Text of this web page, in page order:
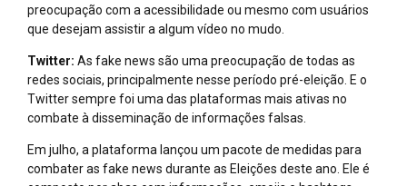
preocupação com a acessibilidade ou mesmo com usuários
que desejam assistir a algum vídeo no mudo.
Twitter: As fake news são uma preocupação de todas as
redes sociais, principalmente nesse período pré-eleição. E o
Twitter sempre foi uma das plataformas mais ativas no
combate à disseminação de informações falsas.
Em julho, a plataforma lançou um pacote de medidas para
combater as fake news durante as Eleições deste ano. Ele é